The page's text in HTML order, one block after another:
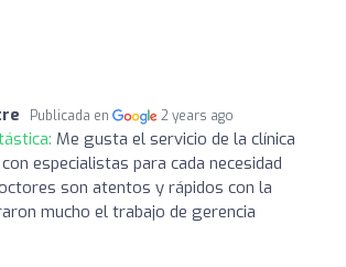
Publicada en 2 years ago
Me gusta el servicio de la clínica
especialistas para cada necesidad
son atentos y rápidos con la
mucho el trabajo de gerencia